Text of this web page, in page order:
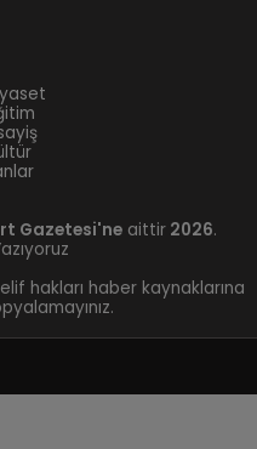
Gazetesi'ne aittir 2026.
hakları haber kaynaklarına